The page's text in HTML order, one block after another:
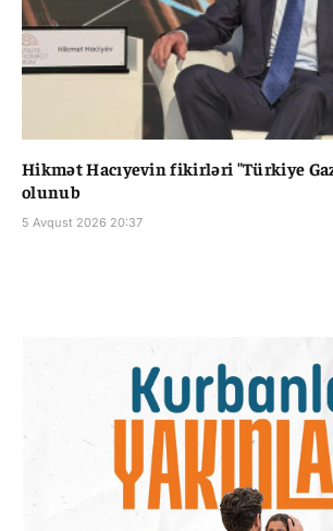
Hikmət Hacıyevin fikirləri "Türkiye
olunub
5 Avqust 2026 20:37